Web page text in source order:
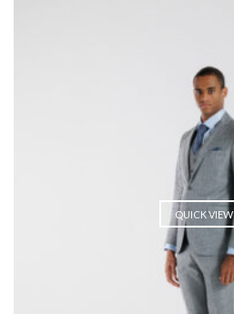
QUICK VIEW